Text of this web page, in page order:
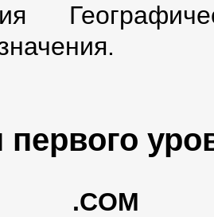
.COM